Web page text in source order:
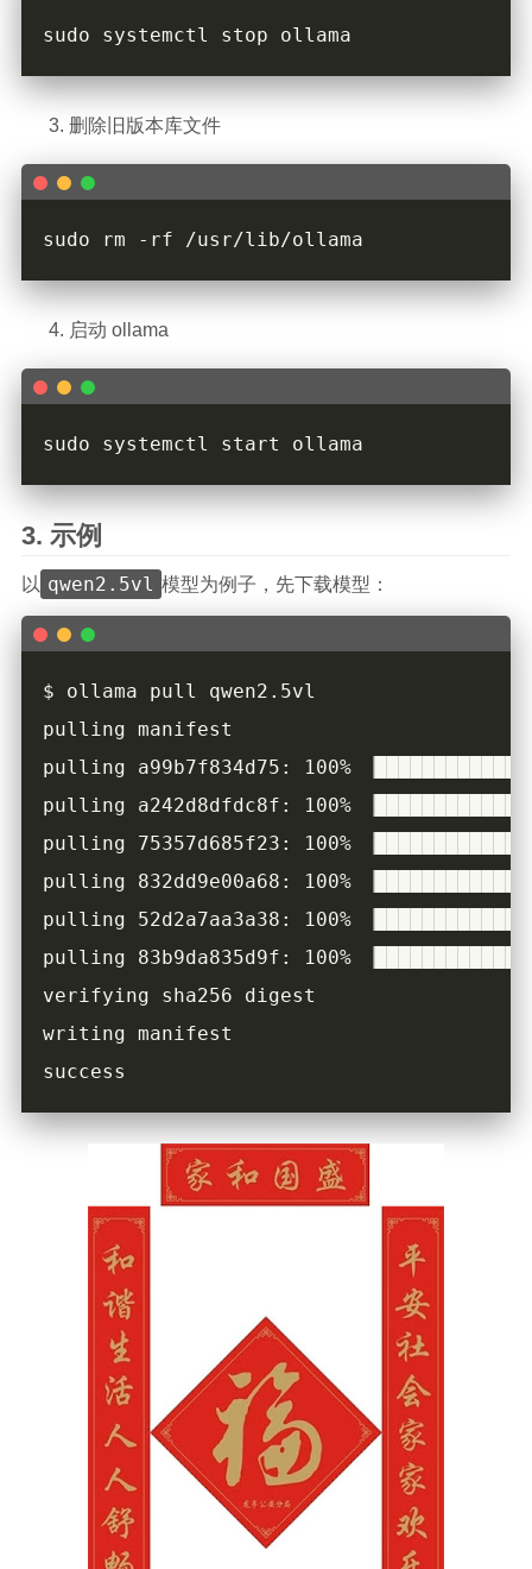
删除旧版本库文件
启动 ollama
示例
以 qwen2.5vl 模型为例子，先下载模型：
pulling a242d8dfdc8f: 100%
pulling 75357d685f23: 100%
pulling 832dd9e00a68: 100%
pulling 52d2a7aa3a38: 100%
pulling 83b9da835d9f: 100%